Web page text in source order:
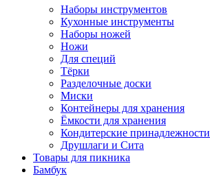
Наборы инструментов
Кухонные инструменты
Наборы ножей
Ножи
Для специй
Тёрки
Разделочные доски
Миски
Контейнеры для хранения
Ёмкости для хранения
Кондитерские принадлежности
Друшлаги и Сита
Товары для пикника
Бамбук